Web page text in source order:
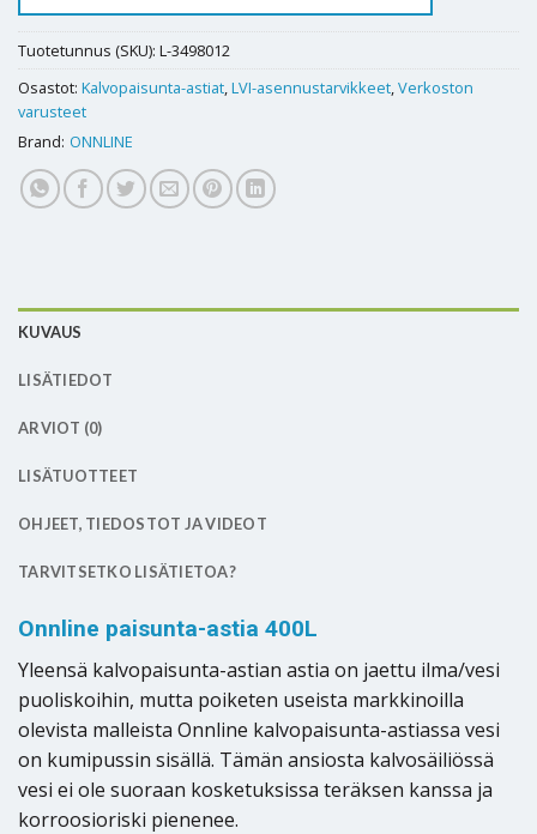
Tuotetunnus (SKU): L-3498012
Osastot: Kalvopaisunta-astiat,LVI-asennustarvikkeet,Verkoston
varusteet
Brand: ONNLINE
KUVAUS
LISÄTIEDOT
ARVIOT (0)
LISÄTUOTTEET
OHJEET, TIEDOSTOT JA VIDEOT
TARVITSETKO LISÄTIETOA?
Onnline paisunta-astia 400L
Yleensä kalvopaisunta-astian astia on jaettu ilma/vesi
puoliskoihin, mutta poiketen useista markkinoilla
olevista malleista Onnline kalvopaisunta-astiassa vesi
on kumipussin sisällä. Tämän ansiosta kalvosäiliössä
vesi ei ole suoraan kosketuksissa teräksen kanssa ja
korroosioriski pienenee.